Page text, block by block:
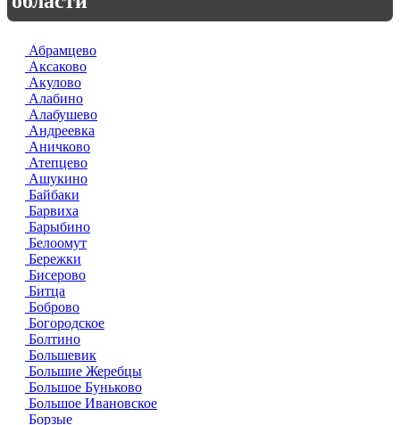
Абрамцево
Аксаково
Акулово
Алабино
Алабушево
Андреевка
Аничково
Атепцево
Ашукино
Байбаки
Барвиха
Барыбино
Белоомут
Бережки
Бисерово
Битца
Боброво
Богородское
Болтино
Большевик
Большие Жеребцы
Большое Буньково
Большое Ивановское
Борзые